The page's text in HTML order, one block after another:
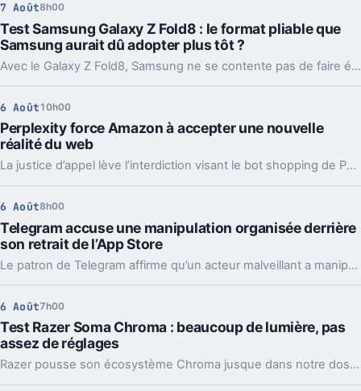
7 Août8h00
Test Samsung Galaxy Z Fold8 : le format pliable que
Samsung aurait dû adopter plus tôt ?
Avec le Galaxy Z Fold8, Samsung ne se contente pas de faire évoluer son smartphone pliable : il change complètement sa philosophie avec un appareil plus court, plus large et étonnamment compact. Un choix qui fonctionne particulièrement bien au quotidien, même si les concessions faites sur la photo et l’autonomie sont difficiles à ignorer sur un smartphone vendu à partir de 1 999 euros.
6 Août 10h00
Perplexity force Amazon à accepter une nouvelle
réalité du web
La justice d’appel lève l’interdiction visant le bot shopping de Perplexity sur Amazon. Une victoire nette, mais loin d’être la fin du match.
6 Août8h00
Telegram accuse une manipulation organisée derrière
son retrait de l’App Store
Le patron de Telegram affirme qu’un acteur malveillant a manipulé les signalements pour faire retirer l’app par Apple. Un précédent qui inquiète vraiment.
6 Août7h00
Test Razer Soma Chroma : beaucoup de lumière, pas
assez de réglages
Razer pousse son écosystème Chroma jusque dans notre dos avec la Soma Chroma, une chaise gaming bardée de RGB et proposée à 529,99 euros. Spectaculaire dans un setup, confortable au quotidien, elle nous laisse pourtant un sentiment mitigé face à une ergonomie étonnamment peu personnalisable à ce niveau de prix.